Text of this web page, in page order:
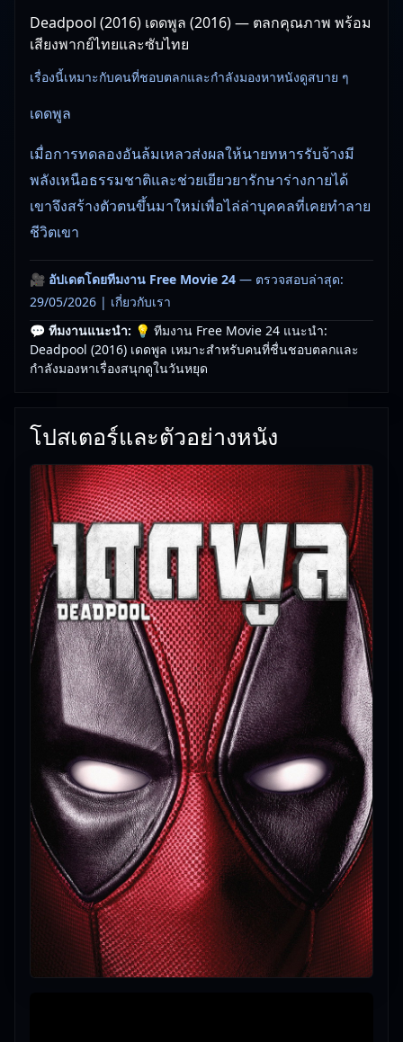
Deadpool (2016) เดดพูล (2016) — ตลกคุณภาพ พร้อม
เสียงพากย์ไทยและซับไทย
เรื่องนี้เหมาะกับคนที่ชอบตลกและกำลังมองหาหนังดูสบาย ๆ
เดดพูล
เมื่อการทดลองอันล้มเหลวส่งผลให้นายทหารรับจ้างมี
พลังเหนือธรรมชาติและช่วยเยียวยารักษาร่างกายได้
เขาจึงสร้างตัวตนขึ้นมาใหม่เพื่อไล่ล่าบุคคลที่เคยทำลาย
ชีวิตเขา
🎥 อัปเดตโดยทีมงาน Free Movie 24 — ตรวจสอบล่าสุด:
29/05/2026 | เกี่ยวกับเรา
💬 ทีมงานแนะนำ: 💡 ทีมงาน Free Movie 24 แนะนำ:
Deadpool (2016) เดดพูล เหมาะสำหรับคนที่ชื่นชอบตลกและ
กำลังมองหาเรื่องสนุกดูในวันหยุด
โปสเตอร์และตัวอย่างหนัง